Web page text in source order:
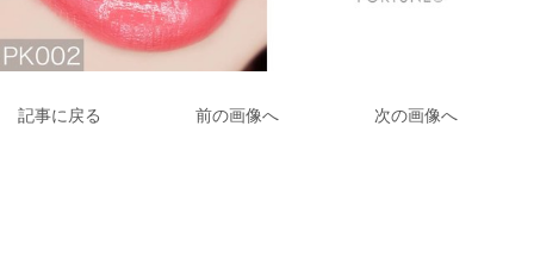
記事に戻る 前の画像へ 次の画像へ